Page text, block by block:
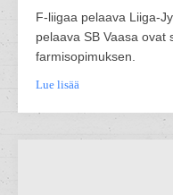
F-liigaa pelaava Liiga-
pelaava SB Vaasa ovat
farmisopimuksen.
Lue lisää